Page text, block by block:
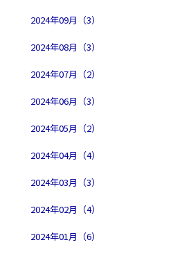
2024年09月（3）
2024年08月（3）
2024年07月（2）
2024年06月（3）
2024年05月（2）
2024年04月（4）
2024年03月（3）
2024年02月（4）
2024年01月（6）